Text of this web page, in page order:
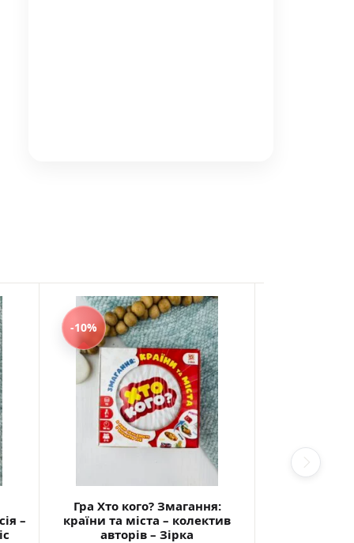
–
-10%
Гра Хто кого? Змагання:
країни та міста – колектив
авторів – Зірка